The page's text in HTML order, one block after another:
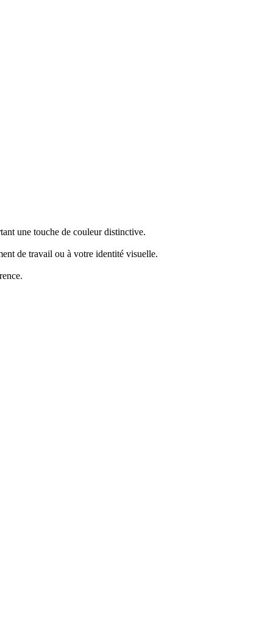
une touche de couleur distinctive.
de travail ou à votre identité visuelle.